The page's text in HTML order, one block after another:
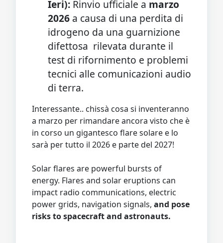
Ieri): Rinvio ufficiale a marzo
2026 a causa di una perdita di
idrogeno da una guarnizione
difettosa rilevata durante il
test di rifornimento e problemi
tecnici alle comunicazioni audio
di terra.
Interessante.. chissà cosa si inventeranno
a marzo per rimandare ancora visto che è
in corso un gigantesco flare solare e lo
sarà per tutto il 2026 e parte del 2027!
Solar flares are powerful bursts of
energy. Flares and solar eruptions can
impact radio communications, electric
power grids, navigation signals, and pose
risks to spacecraft and astronauts.